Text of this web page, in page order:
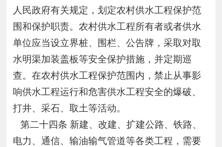
人民政府有关规定，划定农村供水工程保护范
围和保护职责。农村供水工程所有者或者供水
单位应当设立界桩、围栏、公告牌，采取对取
水明渠加装盖板等安全保护措施，并定期巡
查。在农村供水工程保护范围内，禁止从事影
响供水工程运行和危害供水工程安全的爆破、
打井、采石、取土等活动。
第二十四条 新建、改建、扩建公路、铁路、
电力、通信、输油输气管道等各类工程，需要